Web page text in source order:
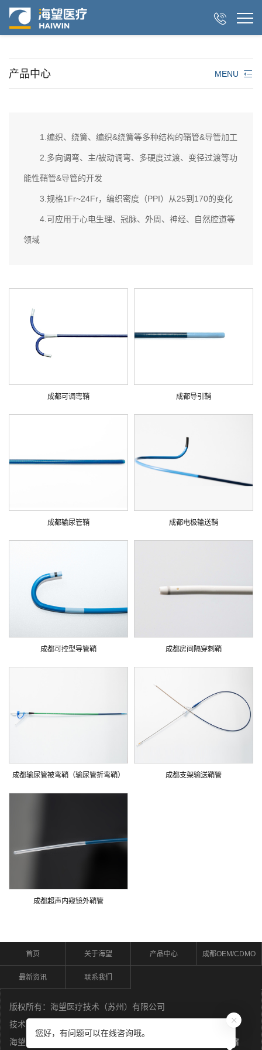

MENU
产品中心
1.编织、绕簧、编织&绕簧等多种结构的鞘管&导管加工
2.多向调弯、主/被动调弯、多硬度过渡、变径过渡等功
能性鞘管&导管的开发
3.规格1Fr~24Fr，编织密度（PPI）从25到170的变化
4.可应用于心电生理、冠脉、外周、神经、自然腔道等
领域
成都可调弯鞘 成都导引鞘
成都输尿管鞘 成都电极输送鞘
成都可控型导管鞘 成都房间隔穿刺鞘
成都输尿管被弯鞘（输尿管折弯鞘） 成都支架输送鞘管
成都超声内窥镜外鞘管
首页 关于海望 产品中心 成都OEM/CDMO
最新资讯 联系我们
版权所有：海望医疗技术（苏州）有限公司
技术支持：
海望医疗技术（苏州）有限公司主营
热缩
您好，有问题可以在线咨询哦。